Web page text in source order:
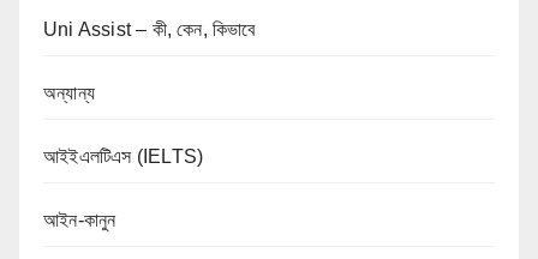
Uni Assist – কী, কেন, কিভাবে
অন্যান্য
আইইএলটিএস (IELTS)
আইন-কানুন